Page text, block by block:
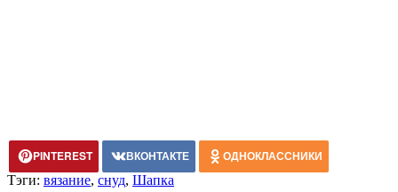
PINTEREST ВКОНТАКТЕ ОДНОКЛАССНИКИ
Тэги: вязание, снуд, Шапка